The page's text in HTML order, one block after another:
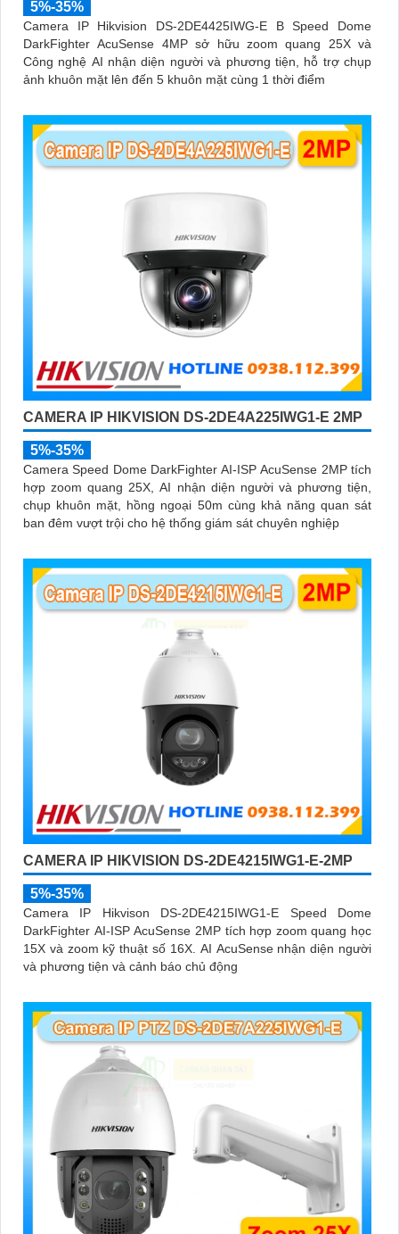
5%-35%
Camera IP Hikvision DS-2DE4425IWG-E B Speed Dome
DarkFighter AcuSense 4MP sở hữu zoom quang 25X và
Công nghệ AI nhận diện người và phương tiện, hỗ trợ chụp
ảnh khuôn mặt lên đến 5 khuôn mặt cùng 1 thời điểm
CAMERA IP HIKVISION DS-2DE4A225IWG1-E 2MP
5%-35%
Camera Speed Dome DarkFighter AI-ISP AcuSense 2MP tích
hợp zoom quang 25X, AI nhận diện người và phương tiện,
chụp khuôn mặt, hồng ngoại 50m cùng khả năng quan sát
ban đêm vượt trội cho hệ thống giám sát chuyên nghiệp
CAMERA IP HIKVISION DS-2DE4215IWG1-E-2MP
5%-35%
Camera IP Hikvison DS-2DE4215IWG1-E Speed Dome
DarkFighter AI-ISP AcuSense 2MP tích hợp zoom quang học
15X và zoom kỹ thuật số 16X. AI AcuSense nhận diện người
và phương tiện và cảnh báo chủ động